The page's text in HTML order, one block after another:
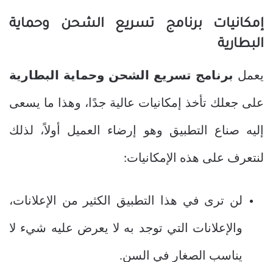
إمكانيات برنامج تسريع الشحن وحماية
البطارية
يعمل برنامج تسريع الشحن وحماية البطارية
على جعلك تأخذ إمكانيات عالية جدًا، وهذا ما يسعى
إليه صناع التطبيق وهو إرضاء العميل أولاً، لذلك
لنتعرف على هذه الإمكانيات:
لن ترى في هذا التطبيق الكثير من الإعلانات،
والإعلانات التي توجد به لا يعرض عليه شيء لا
يناسب الصغار في السن.